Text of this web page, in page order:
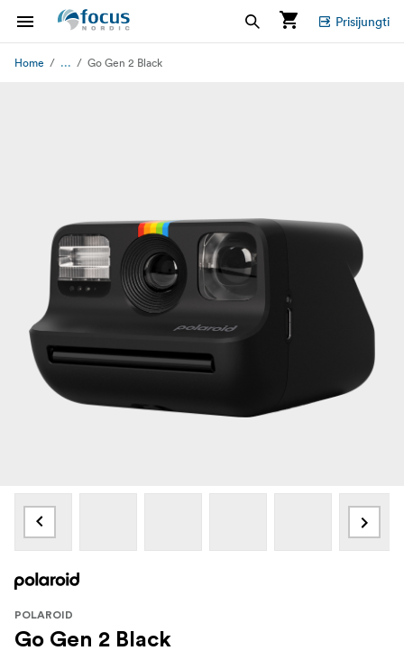
Prisijungti
Home ... Go Gen 2 Black
POLAROID
Go Gen 2 Black